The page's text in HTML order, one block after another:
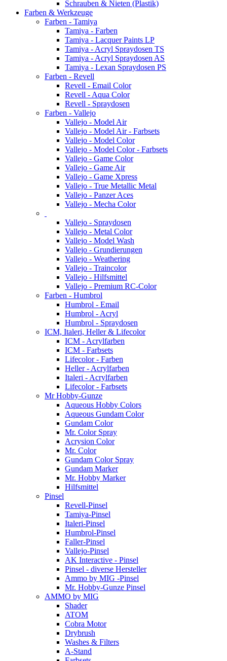
Schrauben & Nieten (Plastik)
Farben & Werkzeuge
Farben - Tamiya
Tamiya - Farben
Tamiya - Lacquer Paints LP
Tamiya - Acryl Spraydosen TS
Tamiya - Acryl Spraydosen AS
Tamiya - Lexan Spraydosen PS
Farben - Revell
Revell - Email Color
Revell - Aqua Color
Revell - Spraydosen
Farben - Vallejo
Vallejo - Model Air
Vallejo - Model Air - Farbsets
Vallejo - Model Color
Vallejo - Model Color - Farbsets
Vallejo - Game Color
Vallejo - Game Air
Vallejo - Game Xpress
Vallejo - True Metallic Metal
Vallejo - Panzer Aces
Vallejo - Mecha Color
Vallejo - Spraydosen
Vallejo - Metal Color
Vallejo - Model Wash
Vallejo - Grundierungen
Vallejo - Weathering
Vallejo - Traincolor
Vallejo - Hilfsmittel
Vallejo - Premium RC-Color
Farben - Humbrol
Humbrol - Email
Humbrol - Acryl
Humbrol - Spraydosen
ICM, Italeri, Heller & Lifecolor
ICM - Acrylfarben
ICM - Farbsets
Lifecolor - Farben
Heller - Acrylfarben
Italeri - Acrylfarben
Lifecolor - Farbsets
Mr Hobby-Gunze
Aqueous Hobby Colors
Aqueous Gundam Color
Gundam Color
Mr. Color Spray
Acrysion Color
Mr. Color
Gundam Color Spray
Gundam Marker
Mr. Hobby Marker
Hilfsmittel
Pinsel
Revell-Pinsel
Tamiya-Pinsel
Italeri-Pinsel
Humbrol-Pinsel
Faller-Pinsel
Vallejo-Pinsel
AK Interactive - Pinsel
Pinsel - diverse Hersteller
Ammo by MIG -Pinsel
Mr. Hobby-Gunze Pinsel
AMMO by MIG
Shader
ATOM
Cobra Motor
Drybrush
Washes & Filters
A-Stand